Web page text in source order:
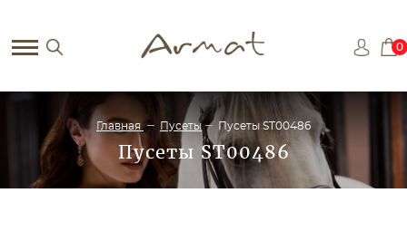
0
Главная Пусеты Пусеты ST00486
Пусеты ST00486